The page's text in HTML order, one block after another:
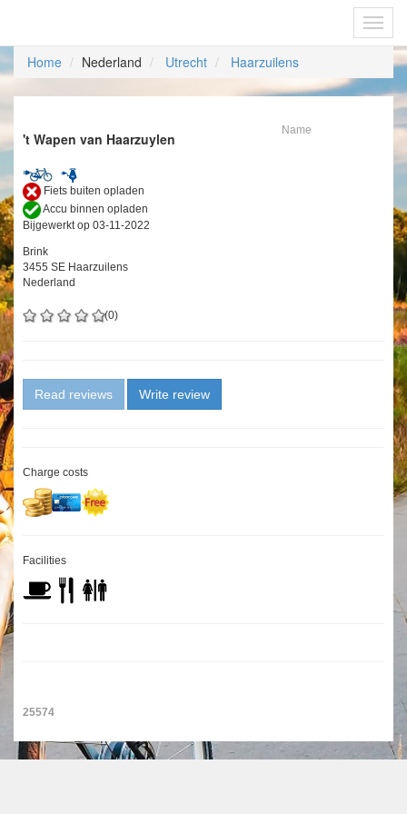
Home Nederland Utrecht Haarzuilens
't Wapen van Haarzuylen Name
Fiets buiten opladen
Accu binnen opladen
Bijgewerkt op 03-11-2022
Brink
3455 SE Haarzuilens
Nederland
(0)
Read reviews Write review
Charge costs
Facilities
25574